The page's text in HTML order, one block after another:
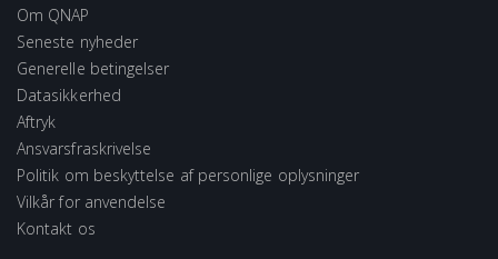
Om QNAP
Seneste nyheder
Generelle betingelser
Datasikkerhed
Aftryk
Ansvarsfraskrivelse
Politik om beskyttelse af personlige oplysninger
Vilkår for anvendelse
Kontakt os